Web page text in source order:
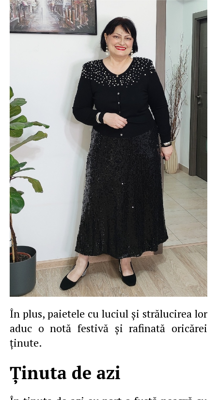
În plus, paietele cu luciul şi strălucirea lor
aduc o notă festivă şi rafinată oricărei
ţinute.
Ţinuta de azi